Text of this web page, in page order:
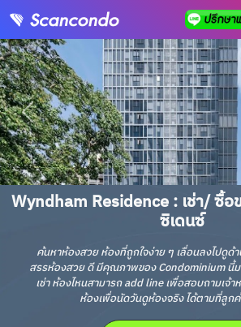
Wyndham Residence : เช่า/ ซื้
ซิเดนซ์
ค้นหาห้องสวย ห้องที่ถูกใจง่าย ๆ เลื่อนลงไปดูด้า
สรรห้องสวย ดี มีคุณภาพของ Condominium นี้ม
เช่า ห้องไหนสามารถ add line เพื่อสอบถามเจ้
ห้องเพื่อนัดวันดูห้องจริง ได้ตามที่ลูก